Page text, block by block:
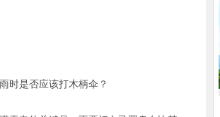
时是否应该打木柄伞？